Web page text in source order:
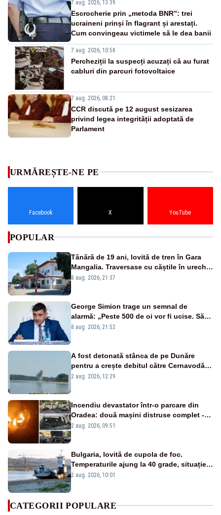
7 aug. 2026, 13:39
Escrocherie prin „metoda BNR”: trei
ucraineni prinși în flagrant și arestați.
Cum convingeau victimele să le dea banii
7 aug. 2026, 10:58
Percheziții la suspecți acuzați că au furat
cabluri din parcuri fotovoltaice
7 aug. 2026, 08:21
CCR discută pe 12 august sesizarea
privind legea integrității adoptată de
Parlament
URMĂREȘTE-NE PE
Facebook X YouTube
POPULAR
Tânără de 19 ani, lovită de tren în Gara
Mangalia. Traversase cu căștile în urechi
liniile printr-un loc nepermis
8 aug. 2026, 21:37
George Simion trage un semnal de
alarmă: „Peste 500 de oi vor fi ucise. Să
vedem dacă ciobanii vor fi despăgubiți”
8 aug. 2026, 21:52
A fost detonată stânca de pe Dunăre
pentru a crește debitul către Cernavodă –
VIDEO
2 aug. 2026, 12:29
Incendiu devastator într-o parcare din
Oradea: două mașini distruse complet -
VIDEO
2 aug. 2026, 09:51
Bulgaria, lovită de cupola de foc.
Temperaturile ajung la 40 grade, situație
critică pe Dunăre
2 aug. 2026, 10:01
CATEGORII POPULARE